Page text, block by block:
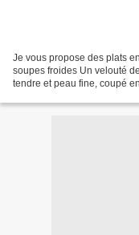
Je vous propose des plats
soupes froides Un velouté
tendre et peau fine, coupé